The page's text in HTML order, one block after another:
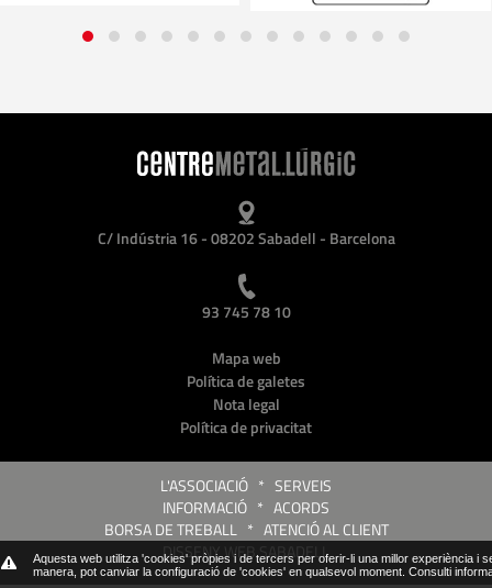
Aquesta web utilitza 'cookies' pròpies i de tercers per oferir-li una millor experiència
manera, pot canviar la configuració de 'cookies' en qualsevol moment. Consulti
C/ Indústria 16 - 08202 Sabadell - Barcelona
93 745 78 10
Mapa web
Política de galetes
Nota legal
Política de privacitat
L'ASSOCIACIÓ * SERVEIS
INFORMACIÓ * ACORDS
BORSA DE TREBALL* ATENCIÓ AL CLIENT
DISSENY WEB SABADELL